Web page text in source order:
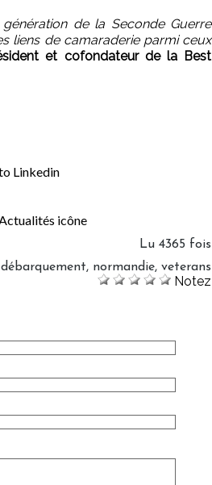
de la Seconde Guerre
liens de camaraderie parmi ceux
et cofondateur de la Best
Lu 4365 fois
débarquement, normandie, veterans
Notez